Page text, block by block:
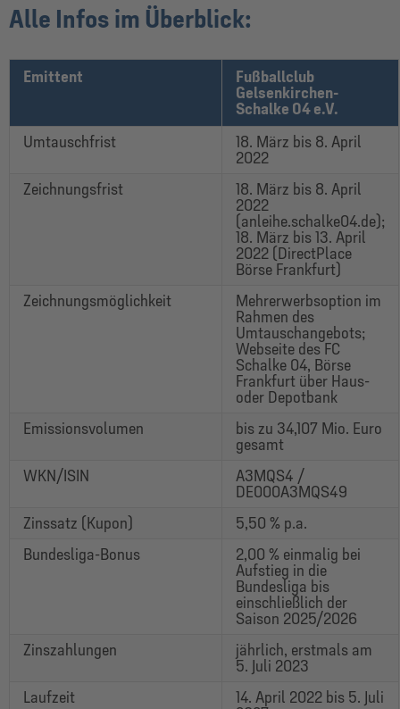
Alle Infos im Überblick:
Emittent
Fußballclub
Gelsenkirchen-
Schalke 04 e.V.
Umtauschfrist
18. März bis 8. April
2022
Zeichnungsfrist
18. März bis 8. April
2022
(anleihe.schalke04.de);
18. März bis 13. April
2022 (DirectPlace
Börse Frankfurt)
Zeichnungsmöglichkeit
Mehrerwerbsoption im
Rahmen des
Umtauschangebots;
Webseite des FC
Schalke 04, Börse
Frankfurt über Haus-
oder Depotbank
Emissionsvolumen
bis zu 34,107 Mio. Euro
gesamt
WKN/ISIN
A3MQS4 /
DE000A3MQS49
Zinssatz (Kupon)
5,50 % p.a.
Bundesliga-Bonus
2,00 % einmalig bei
Aufstieg in die
Bundesliga bis
einschließlich der
Saison 2025/2026
Zinszahlungen
jährlich, erstmals am
5. Juli 2023
Laufzeit
14. April 2022 bis 5. Juli